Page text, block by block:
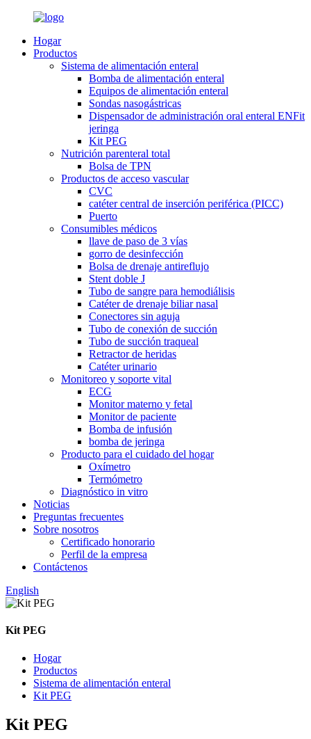
Hogar
Productos
Sistema de alimentación enteral
Bomba de alimentación enteral
Equipos de alimentación enteral
Sondas nasogástricas
Dispensador de administración oral enteral ENFit
jeringa
Kit PEG
Nutrición parenteral total
Bolsa de TPN
Productos de acceso vascular
CVC
catéter central de inserción periférica (PICC)
Puerto
Consumibles médicos
llave de paso de 3 vías
gorro de desinfección
Bolsa de drenaje antireflujo
Stent doble J
Tubo de sangre para hemodiálisis
Catéter de drenaje biliar nasal
Conectores sin aguja
Tubo de conexión de succión
Tubo de succión traqueal
Retractor de heridas
Catéter urinario
Monitoreo y soporte vital
ECG
Monitor materno y fetal
Monitor de paciente
Bomba de infusión
bomba de jeringa
Producto para el cuidado del hogar
Oxímetro
Termómetro
Diagnóstico in vitro
Noticias
Preguntas frecuentes
Sobre nosotros
Certificado honorario
Perfil de la empresa
Contáctenos
English
Kit PEG
Hogar
Productos
Sistema de alimentación enteral
Kit PEG
Kit PEG